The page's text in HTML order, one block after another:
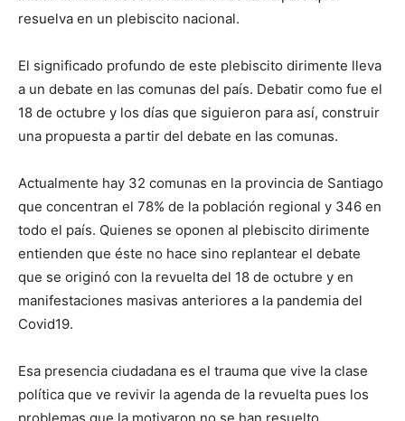
resuelva en un plebiscito nacional.
El significado profundo de este plebiscito dirimente lleva
a un debate en las comunas del país. Debatir como fue el
18 de octubre y los días que siguieron para así, construir
una propuesta a partir del debate en las comunas.
Actualmente hay 32 comunas en la provincia de Santiago
que concentran el 78% de la población regional y 346 en
todo el país. Quienes se oponen al plebiscito dirimente
entienden que éste no hace sino replantear el debate
que se originó con la revuelta del 18 de octubre y en
manifestaciones masivas anteriores a la pandemia del
Covid19.
Esa presencia ciudadana es el trauma que vive la clase
política que ve revivir la agenda de la revuelta pues los